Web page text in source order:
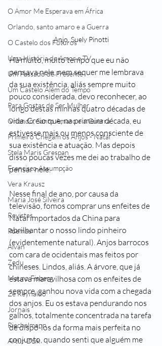
O Amor Me Esperava em África
Orlando, santo amaro e a Guerra
O Castelo dos Futuros
Uma História de Amor e TV
Um Passado de Presente
Um Castelo Além do Tempo
Para Gostar de Ser Mulher
Orlando, Santo Amaro e a Guerra
Primeiro Chegam os Anjos - Natal
Stela Maris Grespan
Francisco Assumpção
Vera Krausz
Maria José Silveira
Revistas
Poemas
Alvan
Zedu
Mauro Fisberg
Zé Reynaldo
Jornais
Riechelmann
Artur Dzik
Anjo, Suely Pinotti
Há muito, muito tempo que eu não
pensava nele, nem sequer me lembrava
da sua existência, aliás sempre muito
pouco considerada, devo reconhecer, ao
longo destas minhas quatro décadas de
vida. Creio que, na primeira década, eu
estivesse mais ou menos consciente de
sua existência e atuação. Mas depois
disso poucas vezes me dei ao trabalho de
pensar nele.
Nesse final de ano, por causa da
televisão, fomos comprar uns enfeites de
Natal importados da China para
abrilhantar o nosso lindo pinheiro
(evidentemente natural). Anjos barrocos
com cara de ocidentais mas feitos por
chineses. Lindos, aliás. A árvore, que já
estava maravilhosa com os enfeites de
sempre, ganhou nova vida com a chegada
dos anjos. Eu os estava pendurando nos
galhos, totalmente concentrada na tarefa
de dispô-los da forma mais perfeita no
conjunto, quando senti que alguém me